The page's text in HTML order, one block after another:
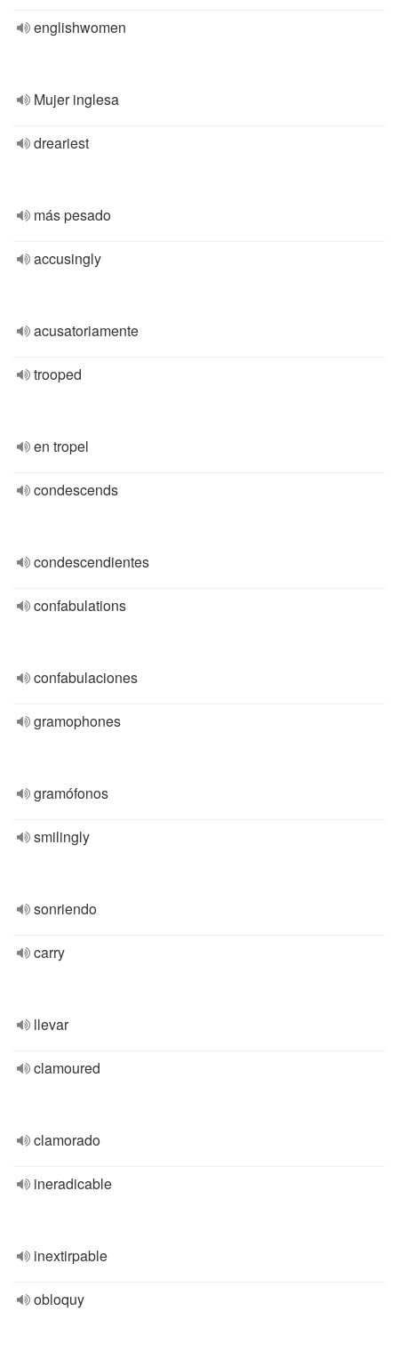
englishwomen
Mujer inglesa
dreariest
más pesado
accusingly
acusatoriamente
trooped
en tropel
condescends
condescendientes
confabulations
confabulaciones
gramophones
gramófonos
smilingly
sonriendo
carry
llevar
clamoured
clamorado
ineradicable
inextirpable
obloquy